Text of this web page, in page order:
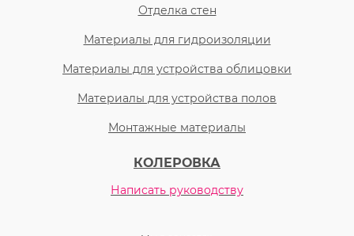
Отделка стен
Материалы для гидроизоляции
Материалы для устройства облицовки
Материалы для устройства полов
Монтажные материалы
КОЛЕРОВКА
Написать руководству